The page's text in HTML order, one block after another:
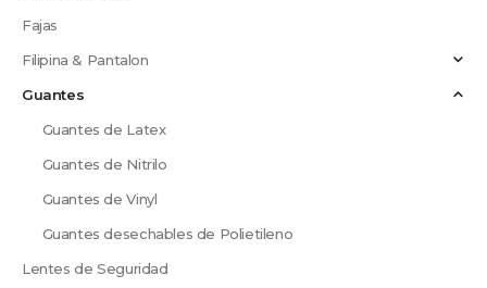
Fajas
Filipina & Pantalon
Guantes
Guantes de Latex
Guantes de Nitrilo
Guantes de Vinyl
Guantes desechables de Polietileno
Lentes de Seguridad